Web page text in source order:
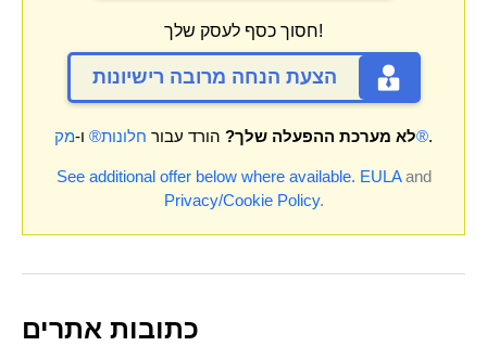
חסוך כסף לעסק שלך!
הצעת הנחה מרובה רישיונות
לא מערכת ההפעלה שלך? הורד עבור חלונות® ו- מק®.
See additional offer below where available. EULAand
Privacy/Cookie Policy.
כתובות אתרים